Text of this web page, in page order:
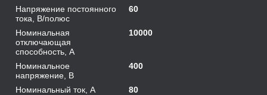
Напряжение постоянного
тока, В/полюс
60
Номинальная
отключающая
способность, А
10000
Номинальное
напряжение, В
400
Номинальный ток, А
80